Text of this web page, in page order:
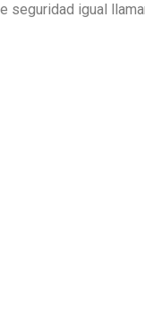
igual